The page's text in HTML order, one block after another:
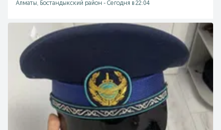
Алматы, Бостандыкский район - Сегодня в 22:04